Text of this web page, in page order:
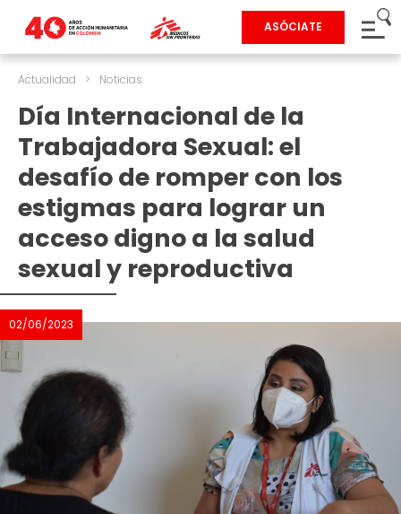
ASÓCIATE
Actualidad > Noticias
Día Internacional de la
Trabajadora Sexual: el
desafío de romper con los
estigmas para lograr un
acceso digno a la salud
sexual y reproductiva
02/06/2023